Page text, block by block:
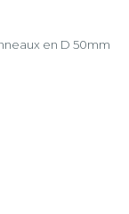
en D 50mm